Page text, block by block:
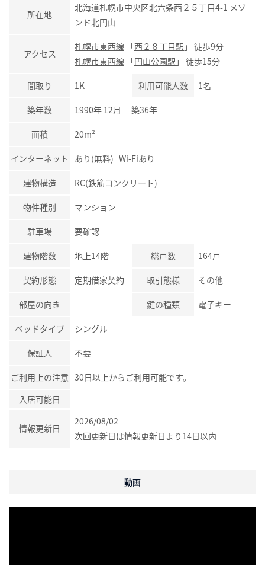
所在地
北海道札幌市中央区北六条西２５丁目4-1 メゾ
ンド北円山
アクセス
札幌市東西線 「西２８丁目駅 」 徒歩9分
札幌市東西線 「円山公園駅 」 徒歩15分
間取り 1K 利用可能人数 1名
築年数 1990年 12月 築36年
面積 20m²
インターネット あり(無料) Wi-Fiあり
建物構造 RC(鉄筋コンクリート)
物件種別 マンション
駐車場 要確認
建物階数 地上14階 総戸数 164戸
契約形態 定期借家契約 取引態様 その他
部屋の向き 鍵の種類 電子キー
ベッドタイプ シングル
保証人 不要
ご利用上の注意 30日以上からご利用可能です。
入居可能日
情報更新日
2026/08/02
次回更新日は情報更新日より14日以内
動画